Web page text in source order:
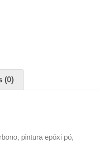
(0)
pintura epóxi pó,